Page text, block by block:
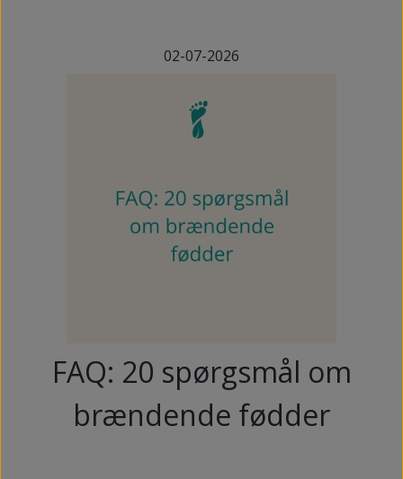
02-07-2026
FAQ: 20 spørgsmål om
brændende fødder